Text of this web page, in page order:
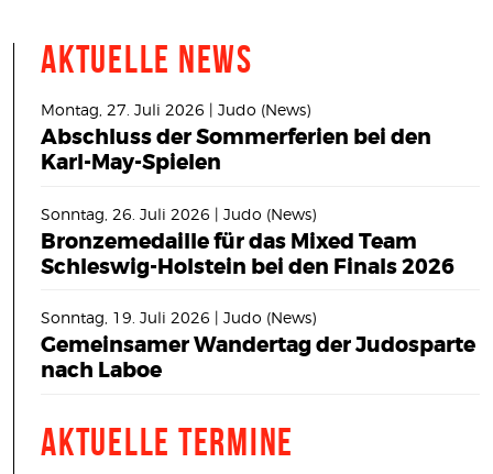
Aktuelle News
Montag, 27. Juli 2026 | Judo (News)
Abschluss der Sommerferien bei den
Karl-May-Spielen
Sonntag, 26. Juli 2026 | Judo (News)
Bronzemedaille für das Mixed Team
Schleswig-Holstein bei den Finals 2026
Sonntag, 19. Juli 2026 | Judo (News)
Gemeinsamer Wandertag der Judosparte
nach Laboe
Aktuelle Termine